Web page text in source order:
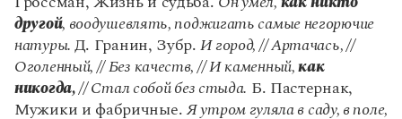
Справочник по пунктуации
Словарь-справочник трудностей
Справочник по фразеологии
Азбучные истины
Словарь-справочник непростые слова
Все справочники портала
другой, воодушевлять, поджигать самые негорючие
натуры. Д. Гранин, Зубр. И город, // Артачась, //
Оголенный, // Без качеств, // И каменный,как
никогда, // Стал собой без стыда. Б. Пастернак,
Мужики и фабричные.Я утром гуляла в саду, в поле,